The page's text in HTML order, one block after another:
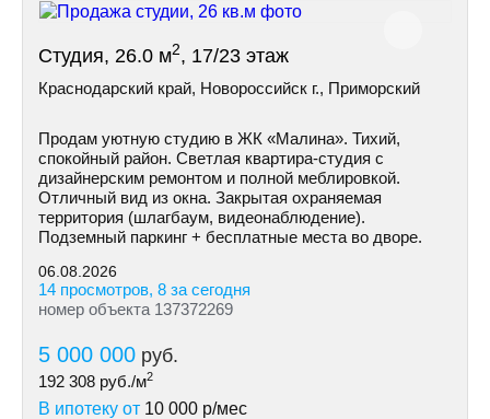
Студия, 26.0 м2, 17/23 этаж
Краснодарский край, Новороссийск г., Приморский
Продам уютную студию в ЖК «Малина». Тихий,
спокойный район. Светлая квартира-студия с
дизайнерским ремонтом и полной меблировкой.
Отличный вид из окна. Закрытая охраняемая
территория (шлагбаум, видеонаблюдение).
Подземный паркинг + бесплатные места во дворе.
06.08.2026
14 просмотров, 8 за сегодня
номер объекта 137372269
5 000 000 руб.
192 308 руб./м2
В ипотеку от 10 000 р/мес